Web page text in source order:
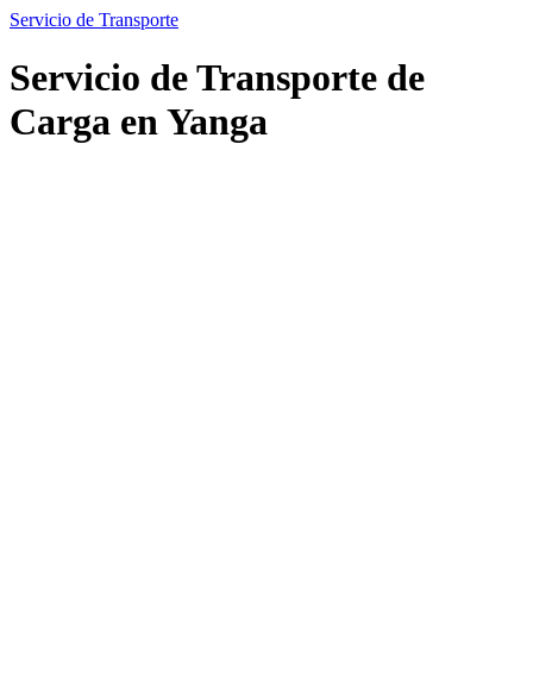
Servicio de Transporte
Servicio de Transporte de
Carga en Yanga